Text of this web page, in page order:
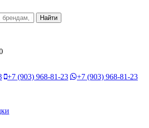
+7 (903) 968-81-23 +7 (903) 968-81-23